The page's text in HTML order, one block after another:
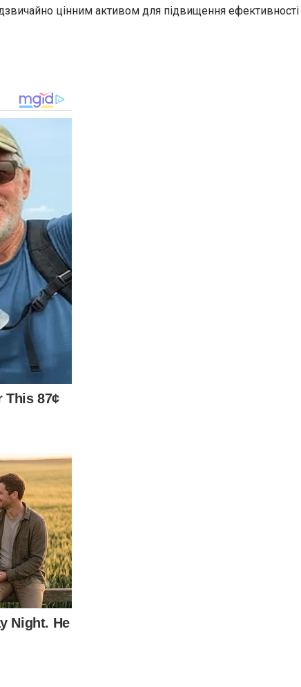
цінним активом для підвищення ефективності